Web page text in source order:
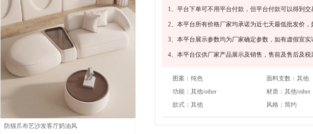
防猫爪布艺沙发客厅奶油风
1、平台下单可不用平台付款，但平台付款可以得到交
2、本平台所有价格厂家均承诺为近七天最低批发价
3、本平台展示参数均为厂家确定参数，如有虚假宣
4、本平台仅供厂家产品展示及销售，售前及售后及税
图案： 纯色 面料支数： 其他
功能： 其他/other 材质： 其他/other
款式： 其他 风格： 简约